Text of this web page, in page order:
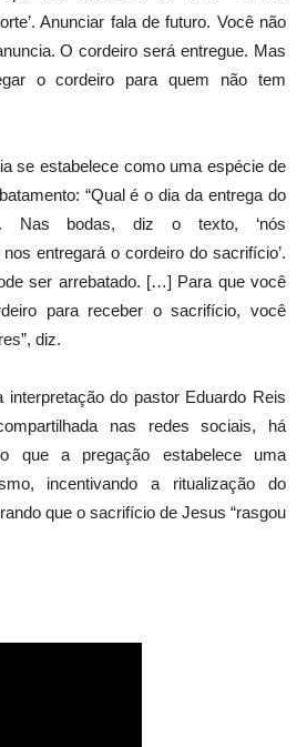
Anunciar fala de futuro. Você não
O cordeiro será entregue. Mas
o cordeiro para quem não tem
se estabelece como uma espécie de
“Qual é o dia da entrega do
Nas bodas, diz o texto, ‘nós
entregará o cordeiro do sacrifício’.
ser arrebatado. […] Para que você
para receber o sacrifício, você
diz.
do pastor Eduardo Reis
nas redes sociais, há
que a pregação estabelece uma
incentivando a ritualização do
que o sacrifício de Jesus “rasgou